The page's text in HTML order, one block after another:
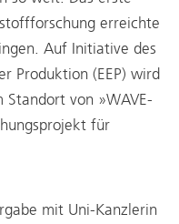
erreichte
Auf Initiative des
Produktion (EEP) wird
von »WAVE-
für
mit Uni-Kanzlerin